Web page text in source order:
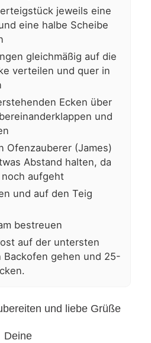
jeweils eine
eine halbe Scheibe
gleichmäßig auf die
verteilen und quer in
Ecken über
und
Ofenzauberer (James)
Abstand halten, da
aufgeht
und auf den Teig
bestreuen
auf der untersten
Backofen gehen und 25-
und liebe Grüße
Deine